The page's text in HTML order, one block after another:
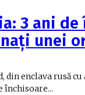
3 ani de
unei
enclava rusă
închisoare...